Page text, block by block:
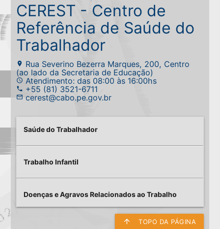
CEREST - Centro de
Referência de Saúde do
Trabalhador
place
Rua Severino Bezerra Marques, 200, Centro
(ao lado da Secretaria de Educação)
access_time Atendimento: das 08:00 às 16:00hs
phone +55 (81) 3521-6711
mail_outline cerest@cabo.pe.gov.br
Saúde do Trabalhador
Trabalho Infantil
Doenças e Agravos Relacionados ao Trabalho
arrow_upward TOPO DA PÁGINA